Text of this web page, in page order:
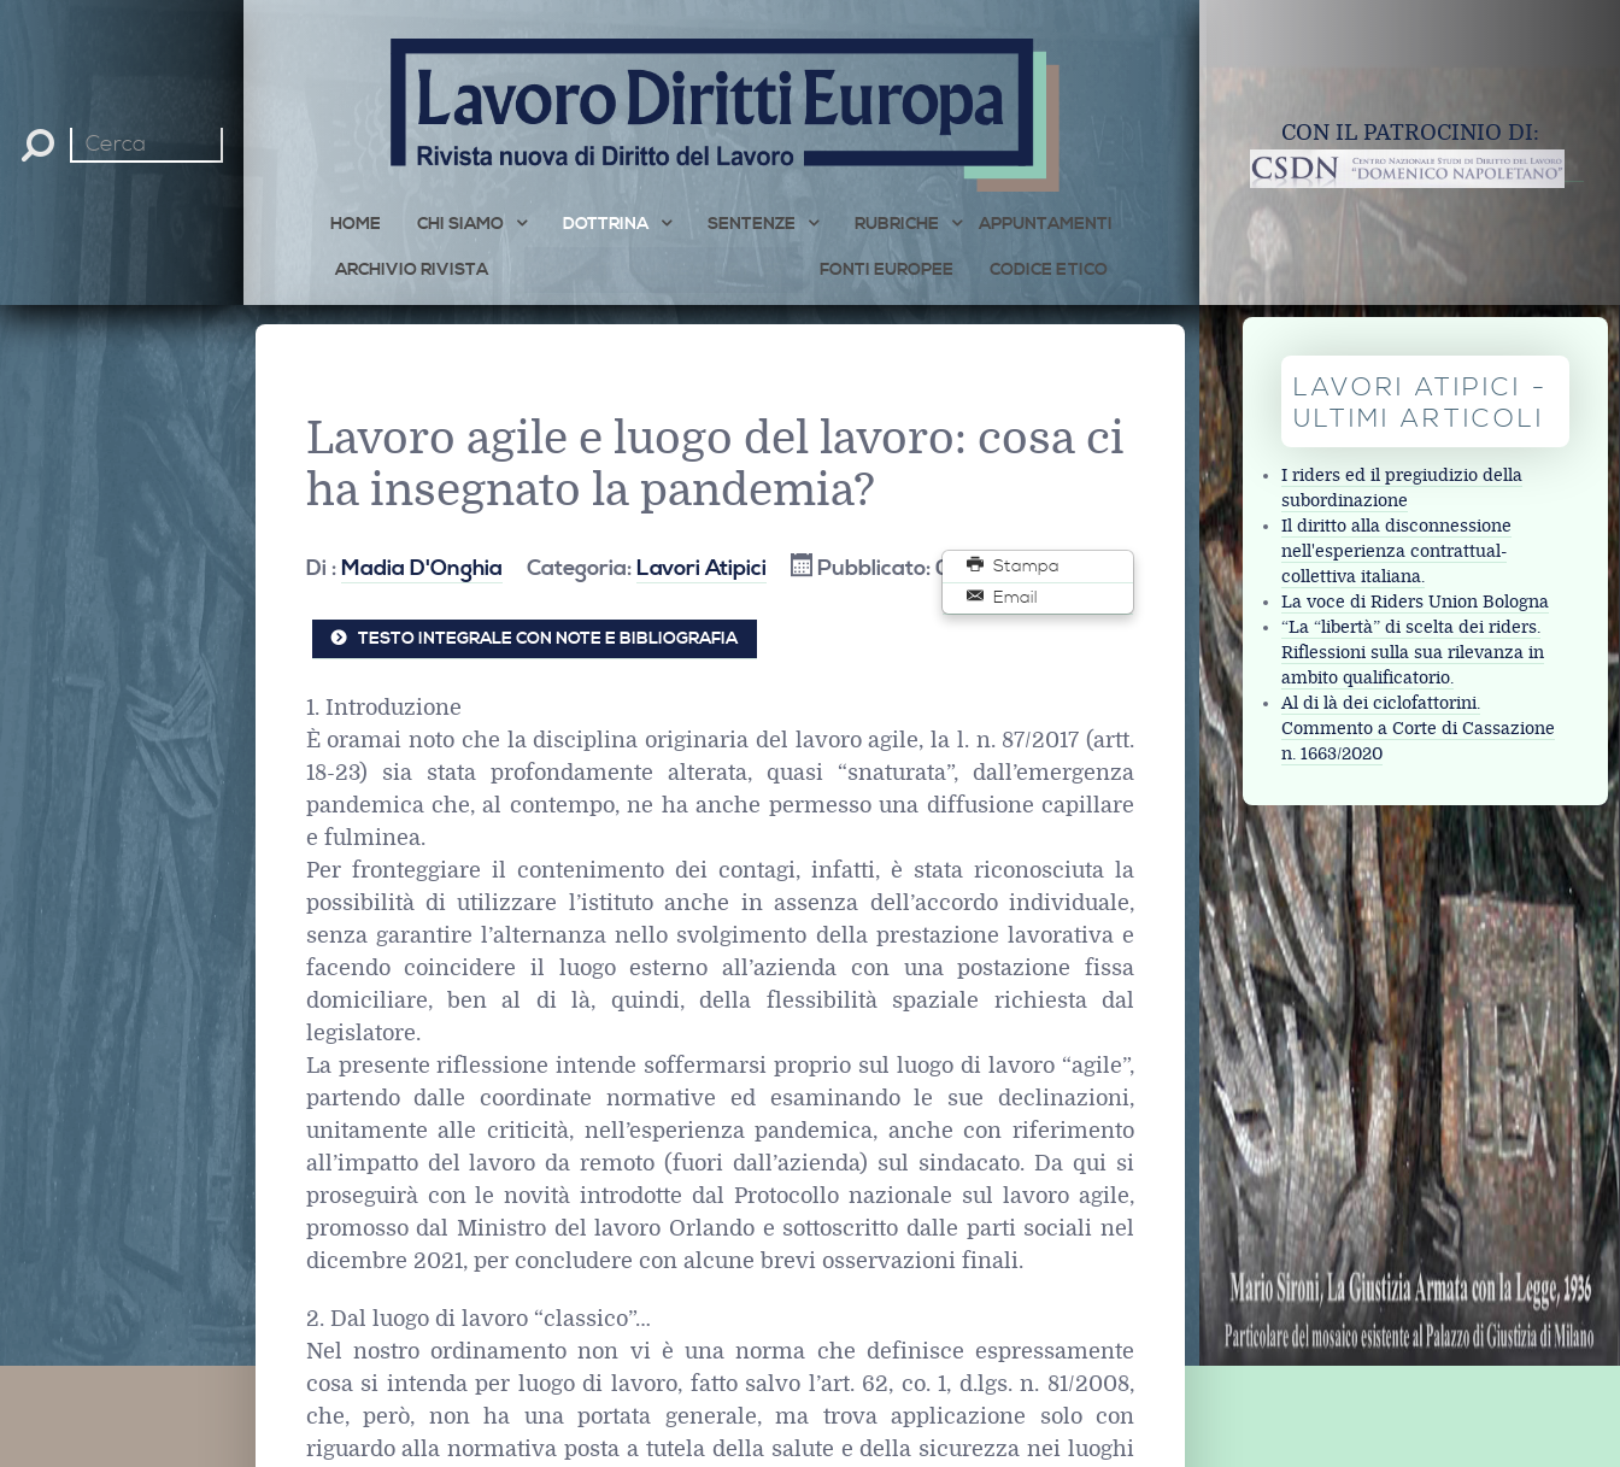
Cerca
nel
HOME CHI SIAMO DOTTRINA SENTENZE RUBRICHE APPUNTAMENTI
ARCHIVIO RIVISTA FONTI EUROPEE CODICE ETICO
CON IL PATROCINIO DI:
Lavoro agile e luogo del lavoro: cosa ci
ha insegnato la pandemia?
Stampa
Email
Di :Madia D'Onghia Categoria:Lavori Atipici Pubblicato: 04 Aprile 2022
TESTO INTEGRALE CON NOTE E BIBLIOGRAFIA
1. Introduzione
È oramai noto che la disciplina originaria del lavoro agile, la l. n. 87/2017 (artt.
18-23) sia stata profondamente alterata, quasi “snaturata”, dall’emergenza
pandemica che, al contempo, ne ha anche permesso una diffusione capillare
e fulminea.
Per fronteggiare il contenimento dei contagi, infatti, è stata riconosciuta la
possibilità di utilizzare l’istituto anche in assenza dell’accordo individuale,
senza garantire l’alternanza nello svolgimento della prestazione lavorativa e
facendo coincidere il luogo esterno all’azienda con una postazione fissa
domiciliare, ben al di là, quindi, della flessibilità spaziale richiesta dal
legislatore.
La presente riflessione intende soffermarsi proprio sul luogo di lavoro “agile”,
partendo dalle coordinate normative ed esaminando le sue declinazioni,
unitamente alle criticità, nell’esperienza pandemica, anche con riferimento
all’impatto del lavoro da remoto (fuori dall’azienda) sul sindacato. Da qui si
proseguirà con le novità introdotte dal Protocollo nazionale sul lavoro agile,
promosso dal Ministro del lavoro Orlando e sottoscritto dalle parti sociali nel
dicembre 2021, per concludere con alcune brevi osservazioni finali.
2. Dal luogo di lavoro “classico”…
Nel nostro ordinamento non vi è una norma che definisce espressamente
cosa si intenda per luogo di lavoro, fatto salvo l’art. 62, co. 1, d.lgs. n. 81/2008,
che, però, non ha una portata generale, ma trova applicazione solo con
riguardo alla normativa posta a tutela della salute e della sicurezza nei luoghi
LAVORI ATIPICI -
ULTIMI ARTICOLI
I riders ed il pregiudizio della
subordinazione
Il diritto alla disconnessione
nell'esperienza contrattual-
collettiva italiana.
La voce di Riders Union Bologna
“La “libertà” di scelta dei riders.
Riflessioni sulla sua rilevanza in
ambito qualificatorio.
Al di là dei ciclofattorini.
Commento a Corte di Cassazione
n. 1663/2020